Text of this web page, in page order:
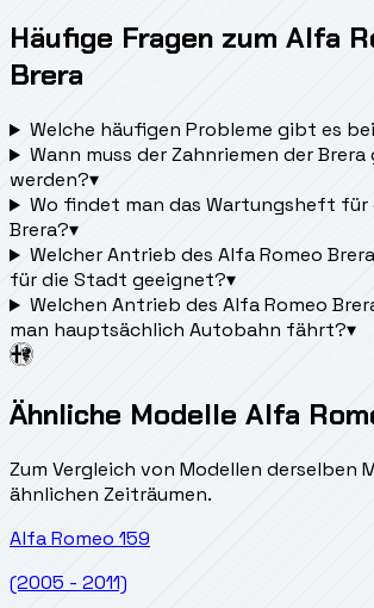
Häufige Fragen zum Alfa
Brera
Welche häufigen Probleme gibt es
Wann muss der Zahnriemen der
werden?▾
Wo findet man das Wartungsheft für
Brera?▾
Welcher Antrieb des Alfa Romeo
für die Stadt geeignet?▾
Welchen Antrieb des Alfa Romeo
man hauptsächlich Autobahn fährt?▾
Ähnliche Modelle Alfa
Zum Vergleich von Modellen derselben
ähnlichen Zeiträumen.
Alfa Romeo 159
(2005 - 2011)